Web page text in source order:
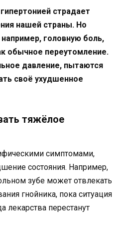
страдает
нашей страны. Но
головную боль,
обычное переутомление.
давление, пытаются
своё ухудшенное
тяжёлое
симптомами,
состояния. Например,
зубе может отвлекать
гнойника, пока ситуация
лекарства перестанут